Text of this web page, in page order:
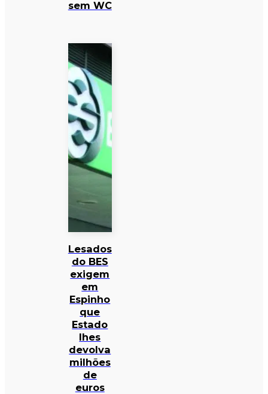
sem WC
Lesados
do BES
exigem
em
Espinho
que
Estado
lhes
devolva
milhões
de
euros